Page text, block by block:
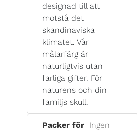
designad till att
motstå det
skandinaviska
klimatet. Vår
målarfärg är
naturligtvis utan
farliga gifter. För
naturens och din
familjs skull.
Packer för Ingen